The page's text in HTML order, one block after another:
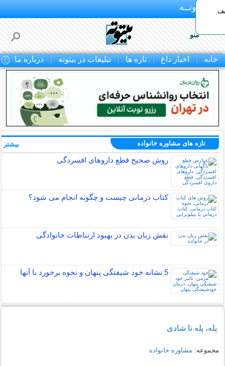
بـیتوتــه
منو
خانه اخبار داغ تازه ها تبلیغات در بیتوته درباره ما
تازه های مشاوره خانواده
روش صحیح قطع داروهای افسردگی
کتاب درمانی چیست و چگونه انجام می شود؟
نقش زبان بدن در بهبود ارتباطات خانوادگی
5 نشانه خود شیفتگی پنهان و نحوه برخورد با آنها
بیشتر
پله، پله تا شادی
مجموعه: مشاوره خانواده